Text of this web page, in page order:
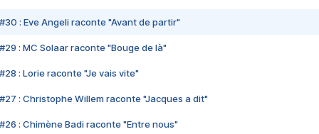
#30 : Eve Angeli raconte "Avant de partir"
#29 : MC Solaar raconte "Bouge de là"
#28 : Lorie raconte "Je vais vite"
#27 : Christophe Willem raconte "Jacques a dit"
#26 : Chimène Badi raconte "Entre nous"